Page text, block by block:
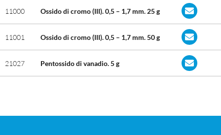
11000 Ossido di cromo (III). 0,5 – 1,7 mm. 25 g
11001 Ossido di cromo (III). 0,5 – 1,7 mm. 50 g
21027 Pentossido di vanadio. 5 g